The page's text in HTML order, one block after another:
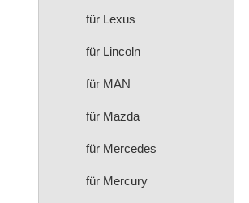
für Lexus
für Lincoln
für MAN
für Mazda
für Mercedes
für Mercury